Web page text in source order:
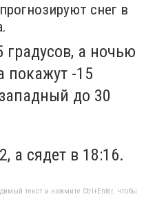
прогнозируют снег в
градусов, а ночью
покажут -15
до 30
а сядет в 18:16.
текст и нажмите Ctrl+Enter, чтобы